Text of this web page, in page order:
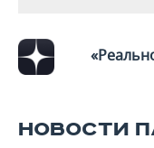
НОВОСТИ